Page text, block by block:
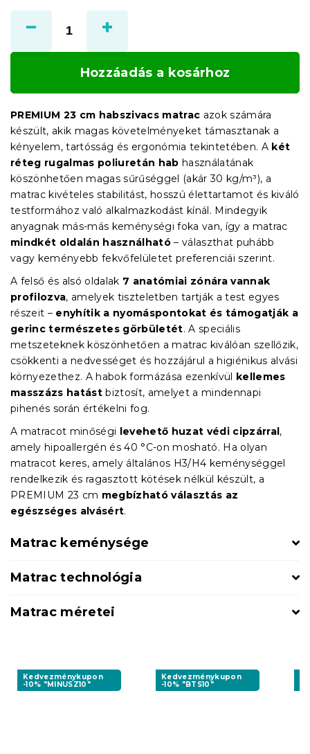
Hozzáadás a kosárhoz
PREMIUM 23 cm habszivacs matrac azok számára
készült, akik magas követelményeket támasztanak a
kényelem, tartósság és ergonómia tekintetében. A két
réteg rugalmas poliuretán hab használatának
köszönhetően magas sűrűséggel (akár 30 kg/m³), a
matrac kivételes stabilitást, hosszú élettartamot és kiváló
testformához való alkalmazkodást kínál. Mindegyik
anyagnak más-más keménységi foka van, így a matrac
mindkét oldalán használható – választhat puhább
vagy keményebb fekvőfelületet preferenciái szerint.
A felső és alsó oldalak 7 anatómiai zónára vannak
profilozva, amelyek tiszteletben tartják a test egyes
részeit – enyhítik a nyomáspontokat és támogatják a
gerinc természetes görbületét. A speciális
metszeteknek köszönhetően a matrac kiválóan szellőzik,
csökkenti a nedvességet és hozzájárul a higiénikus alvási
környezethez. A habok formázása ezenkívül kellemes
masszázs hatást biztosít, amelyet a mindennapi
pihenés során értékelni fog.
A matracot minőségi levehető huzat védi cipzárral,
amely hipoallergén és 40 °C-on mosható. Ha olyan
matracot keres, amely általános H3/H4 keménységgel
rendelkezik és ragasztott kötések nélkül készült, a
PREMIUM 23 cm megbízható választás az
egészséges alvásért.
Matrac keménysége
Matrac technológia
Matrac méretei
Kedvezménykupon
-10% "MINUSZ10"
Kedvezménykupon
-10% "BTS10"